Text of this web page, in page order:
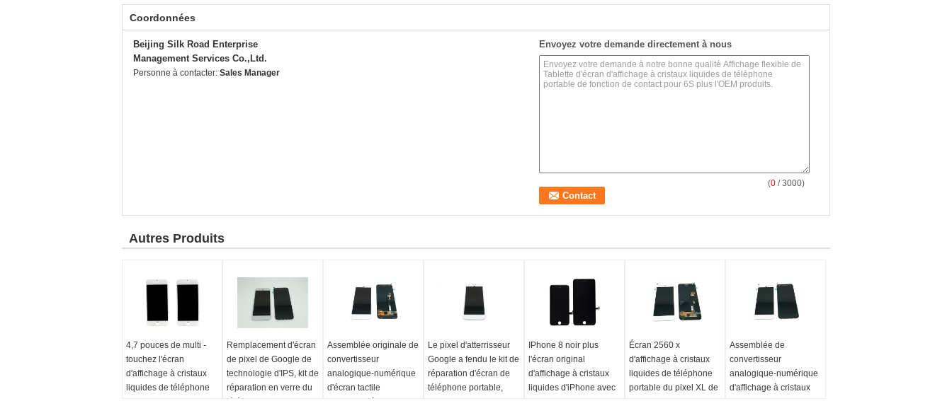
Coordonnées
Beijing Silk Road Enterprise
Management Services Co.,Ltd.
Personne à contacter: Sales Manager
Envoyez votre demande directement à nous
(0 / 3000)
Autres Produits
4,7 pouces de multi -
touchez l'écran
d'affichage à cristaux
liquides de téléphone
Remplacement d'écran
de pixel de Google de
technologie d'IPS, kit de
réparation en verre du
Assemblée originale de
convertisseur
analogique-numérique
d'écran tactile
Le pixel d'atterrisseur
Google a fendu le kit de
réparation d'écran de
téléphone portable,
IPhone 8 noir plus
l'écran original
d'affichage à cristaux
liquides d'iPhone avec
Écran 2560 x
d'affichage à cristaux
liquides de téléphone
portable du pixel XL de
Assemblée de
convertisseur
analogique-numérique
d'affichage à cristaux